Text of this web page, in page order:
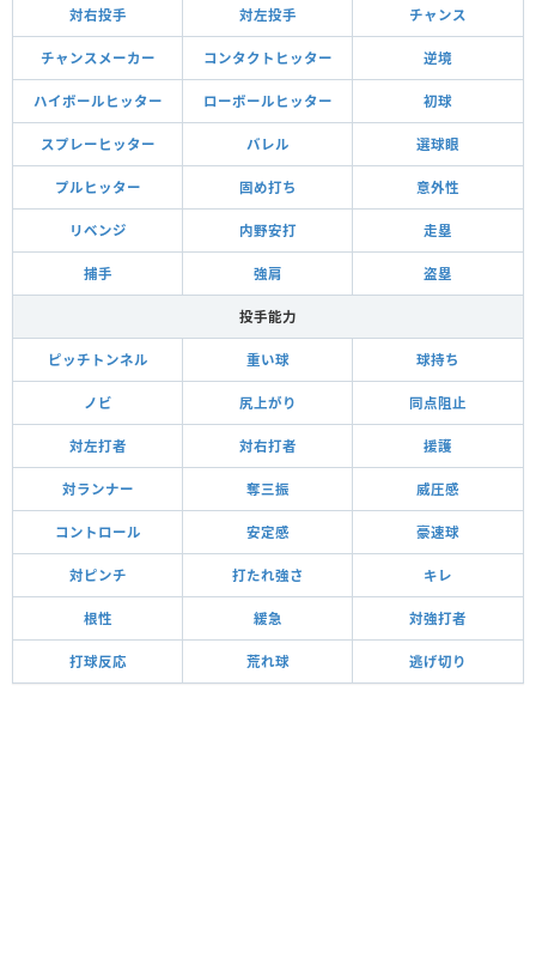
対右投手 対左投手 チャンス
チャンスメーカー コンタクトヒッター 逆境
ハイボールヒッター ローボールヒッター 初球
スプレーヒッター バレル 選球眼
プルヒッター 固め打ち 意外性
リベンジ 内野安打 走塁
捕手 強肩 盗塁
投手能力
ピッチトンネル 重い球 球持ち
ノビ 尻上がり 同点阻止
対左打者 対右打者 援護
対ランナー 奪三振 威圧感
コントロール 安定感 豪速球
対ピンチ 打たれ強さ キレ
根性 緩急 対強打者
打球反応 荒れ球 逃げ切り